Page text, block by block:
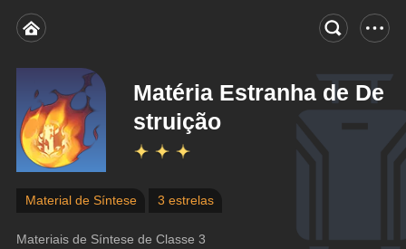
Matéria Estranha de De
struição
Material de Síntese 3 estrelas
Materiais de Síntese de Classe 3